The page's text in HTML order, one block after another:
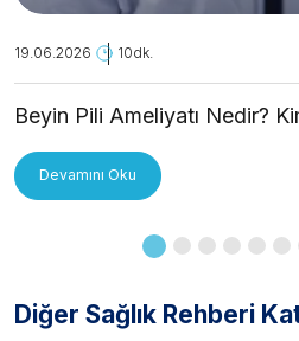
19.06.2026 10dk.
Beyin Pili Ameliyatı Nedir?
Devamını Oku
Diğer Sağlık Rehberi